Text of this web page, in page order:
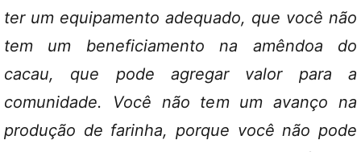
ter um equipamento adequado, que você não
tem um beneficiamento na amêndoa do
cacau, que pode agregar valor para a
comunidade. Você não tem um avanço na
produção de farinha, porque você não pode